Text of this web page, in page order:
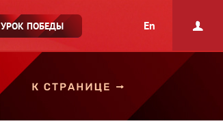
УРОК ПОБЕДЫ En